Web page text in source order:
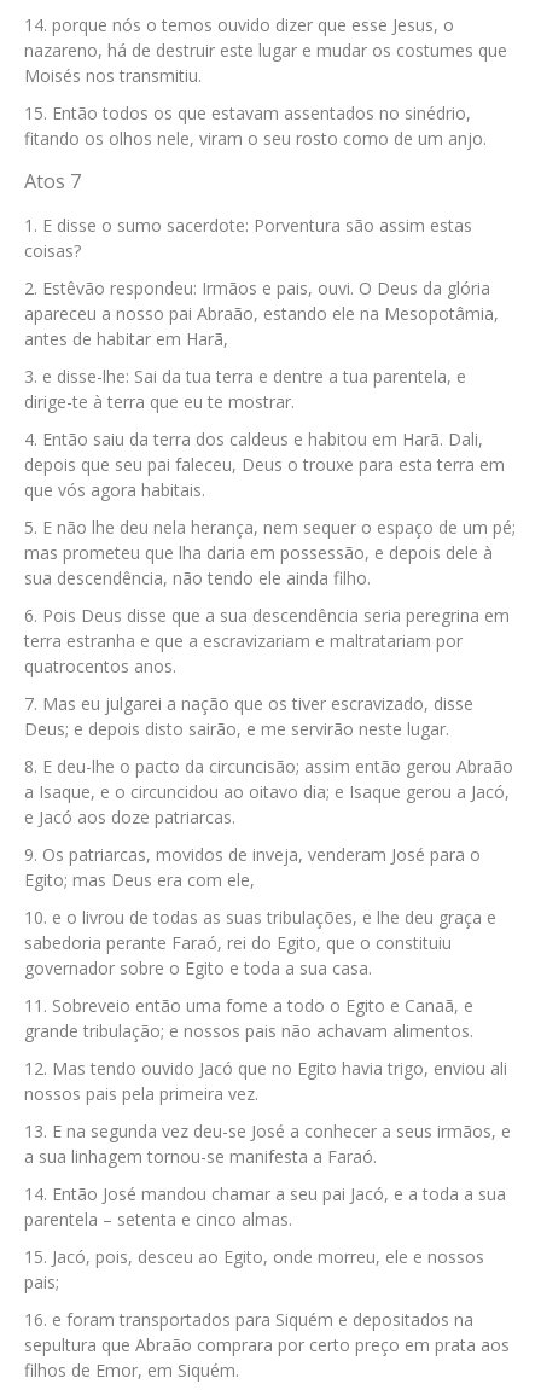
porque nós o temos ouvido dizer que esse Jesus, o
nazareno, há de destruir este lugar e mudar os costumes que
Moisés nos transmitiu.
Então todos os que estavam assentados no sinédrio,
fitando os olhos nele, viram o seu rosto como de um anjo.
Atos 7
E disse o sumo sacerdote: Porventura são assim estas
coisas?
Estêvão respondeu: Irmãos e pais, ouvi. O Deus da glória
apareceu a nosso pai Abraão, estando ele na Mesopotâmia,
antes de habitar em Harã,
e disse-lhe: Sai da tua terra e dentre a tua parentela, e
dirige-te à terra que eu te mostrar.
Então saiu da terra dos caldeus e habitou em Harã. Dali,
depois que seu pai faleceu, Deus o trouxe para esta terra em
que vós agora habitais.
E não lhe deu nela herança, nem sequer o espaço de um pé;
mas prometeu que lha daria em possessão, e depois dele à
sua descendência, não tendo ele ainda filho.
Pois Deus disse que a sua descendência seria peregrina em
terra estranha e que a escravizariam e maltratariam por
quatrocentos anos.
Mas eu julgarei a nação que os tiver escravizado, disse
Deus; e depois disto sairão, e me servirão neste lugar.
E deu-lhe o pacto da circuncisão; assim então gerou Abraão
a Isaque, e o circuncidou ao oitavo dia; e Isaque gerou a Jacó,
e Jacó aos doze patriarcas.
Os patriarcas, movidos de inveja, venderam José para o
Egito; mas Deus era com ele,
e o livrou de todas as suas tribulações, e lhe deu graça e
sabedoria perante Faraó, rei do Egito, que o constituiu
governador sobre o Egito e toda a sua casa.
Sobreveio então uma fome a todo o Egito e Canaã, e
grande tribulação; e nossos pais não achavam alimentos.
Mas tendo ouvido Jacó que no Egito havia trigo, enviou ali
nossos pais pela primeira vez.
E na segunda vez deu-se José a conhecer a seus irmãos, e
a sua linhagem tornou-se manifesta a Faraó.
Então José mandou chamar a seu pai Jacó, e a toda a sua
parentela – setenta e cinco almas.
Jacó, pois, desceu ao Egito, onde morreu, ele e nossos
pais;
e foram transportados para Siquém e depositados na
sepultura que Abraão comprara por certo preço em prata aos
filhos de Emor, em Siquém.